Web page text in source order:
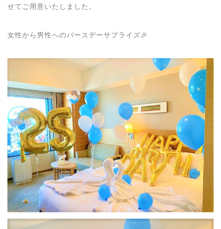
せてご用意いたしました。
女性から男性へのバースデーサプライズ🎉